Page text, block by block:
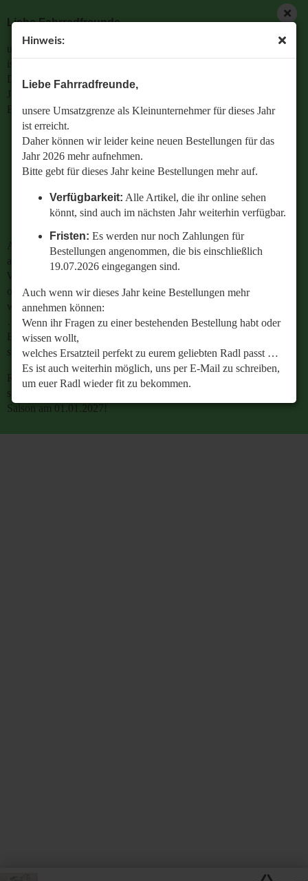
Hinweis:
Liebe Fahrradfreunde,
unsere Umsatzgrenze als Kleinunternehmer für dieses Jahr
ist erreicht.
Daher können wir leider keine neuen Bestellungen für das
Jahr 2026 mehr aufnehmen.
Bitte gebt für dieses Jahr keine Bestellungen mehr auf.
Verfügbarkeit: Alle Artikel, die ihr online sehen
könnt, sind auch im nächsten Jahr weiterhin verfügbar.
Fristen: Es werden nur noch Zahlungen für
Bestellungen angenommen, die bis einschließlich
19.07.2026 eingegangen sind.
Auch wenn wir dieses Jahr keine Bestellungen mehr
annehmen können:
Wenn ihr Fragen zu einer bestehenden Bestellung habt oder
wissen wollt,
welches Ersatzteil perfekt zu eurem geliebten Radl passt …
Es ist auch weiterhin möglich, uns per E-Mail zu schreiben,
um euer Radl wieder fit zu bekommen.
Retrobike wünscht euch eine gesunde Radlzeit und freut
Liebe Fahrradfreunde,
unsere Umsatzgrenze als Kleinunternehmer für dieses Jahr
ist erreicht.
Daher können wir leider keine neuen Bestellungen für das
Jahr 2026 mehr aufnehmen.
Bitte gebt für dieses Jahr keine Bestellungen mehr auf.
Verfügbarkeit: Alle Artikel, die ihr online sehen
könnt, sind auch im nächsten Jahr weiterhin
verfügbar.
Bestellungen angenommen, die bis einschließlich
19.07.2026 eingegangen sind.
Auch wenn wir dieses Jahr keine Bestellungen mehr
annehmen können:
Wenn ihr Fragen zu einer bestehenden Bestellung habt
oder wissen wollt,
welches Ersatzteil perfekt zu eurem geliebten Radl passt
…
Es ist auch weiterhin möglich, uns per E-Mail zu
schreiben, um euer Radl wieder fit zu bekommen.
Retrobike wünscht euch eine gesunde Radlzeit und freut
sich schon jetzt auf den gemeinsamen Start in die neue
Saison am 01.01.2027!